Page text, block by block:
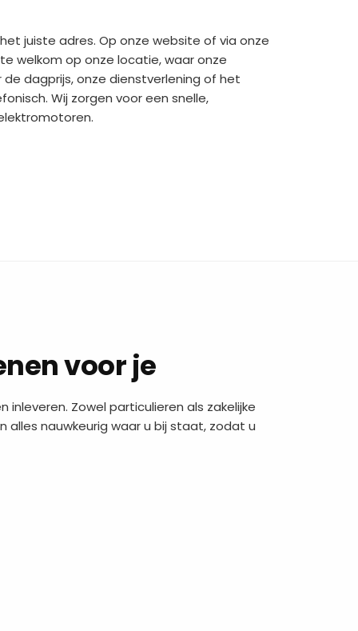
juiste adres. Op onze website of via onze
welkom op onze locatie, waar onze
dagprijs, onze dienstverlening of het
Wij zorgen voor een snelle,
voor je
inleveren. Zowel particulieren als zakelijke
alles nauwkeurig waar u bij staat, zodat u